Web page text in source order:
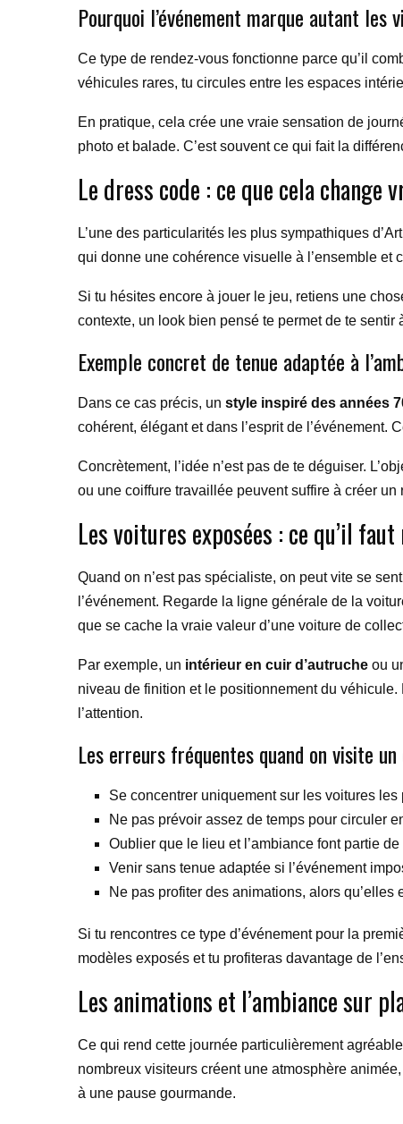
Pourquoi l’événement marque autant les
Ce type de rendez-vous fonctionne parce qu’il
véhicules rares, tu circules entre les espaces
En pratique, cela crée une vraie sensation de
photo et balade. C’est souvent ce qui fait la
Le dress code : ce que cela change
L’une des particularités les plus sympathiques
qui donne une cohérence visuelle à l’ensemble et
Si tu hésites encore à jouer le jeu, retiens une
contexte, un look bien pensé te permet de te
Exemple concret de tenue adaptée à
Dans ce cas précis, un style inspiré des années
cohérent, élégant et dans l’esprit de l’événement.
Concrètement, l’idée n’est pas de te déguiser.
ou une coiffure travaillée peuvent suffire à créer
Les voitures exposées : ce qu’il
Quand on n’est pas spécialiste, on peut vite se
l’événement. Regarde la ligne générale de la
que se cache la vraie valeur d’une voiture de
Par exemple, un intérieur en cuir d’autruche ou
niveau de finition et le positionnement du
l’attention.
Les erreurs fréquentes quand on visite
Se concentrer uniquement sur les voitures
Ne pas prévoir assez de temps pour circuler
Oublier que le lieu et l’ambiance font partie de
Venir sans tenue adaptée si l’événement
Ne pas profiter des animations, alors qu’elles
Si tu rencontres ce type d’événement pour la
modèles exposés et tu profiteras davantage de
Les animations et l’ambiance sur
Ce qui rend cette journée particulièrement
nombreux visiteurs créent une atmosphère
à une pause gourmande.